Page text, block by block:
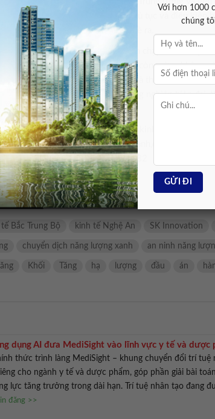
Với hơn 1000
chúng
phóng mặt bằng. Các hồ sơ, thủ tục và điều kiện
thi công dự án bám sát tiến độ đề ra.
không chỉ bổ sung nguồn điện chạy nền ổn định,
hệ thống điện lưới quốc gia mà còn mở ra không
kỹ thuật là bước đệm pháp lý và thực tiễn vững
cơ cấu kinh tế theo hướng công nghiệp hiện đại,
LNG,PV POWER,SK Innovation,kinh tế Nghệ An,hạ
Bộ,chuyển dịch năng lượng xanh,dự án điện
#Bắc #Trung #Bộ1779132182
Bắc Trung Bộ kinh tế Nghệ An SK Innovation
chuyển dịch năng lượng xanh an ninh năng
Khối Tăng hạ lượng đầu án
dụng AI đưa MediSight vào lĩnh vực y tế và dược
thức trình làng MediSight – khung chuyển đổi trí tuệ
cho ngành y tế và dược phẩm, góp phần giải bài
lực tăng trưởng trong dài hạn. Trí tuệ nhân tạo đang
đăng >>